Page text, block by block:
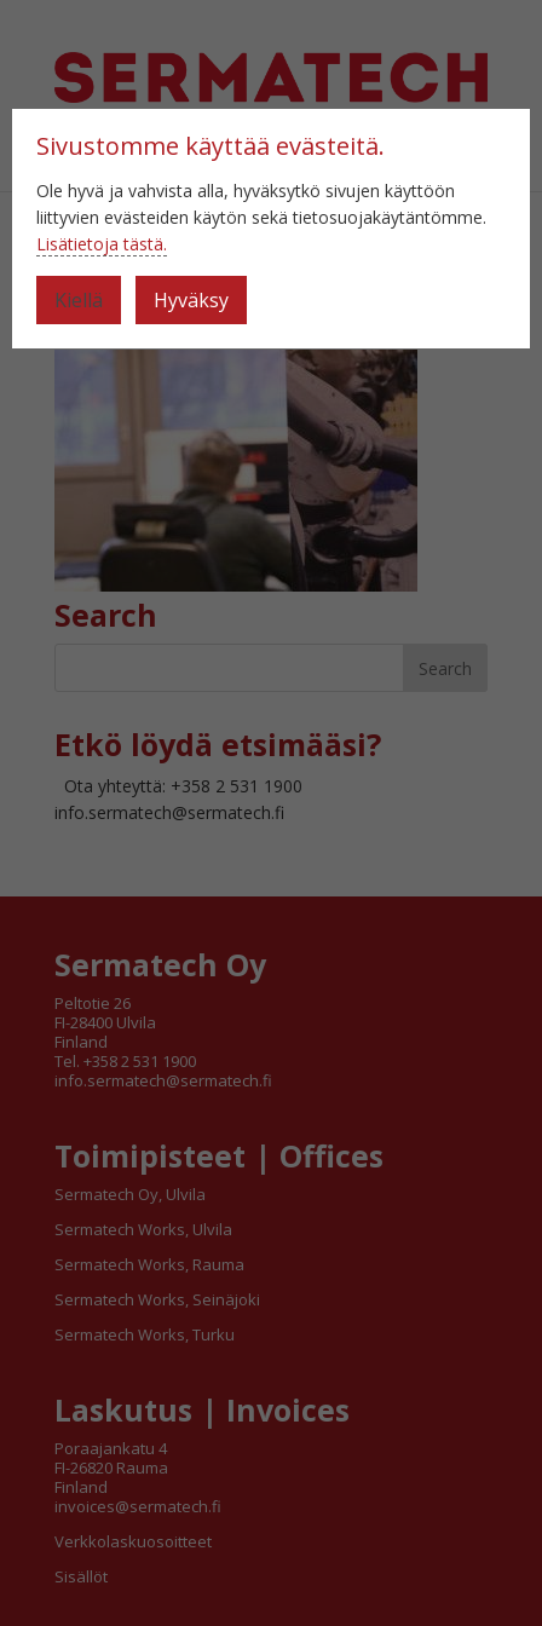
Select Page
BS8A5965
Search
Etkö löydä etsimääsi?
Ota yhteyttä: +358 2 531 1900
info.sermatech@sermatech.fi
Sermatech Oy
Peltotie 26
FI-28400 Ulvila
Finland
Tel. +358 2 531 1900
info.sermatech@sermatech.fi
Toimipisteet | Offices
Sermatech Oy, Ulvila
Sermatech Works, Ulvila
Sermatech Works, Rauma
Sermatech Works, Seinäjoki
Sermatech Works, Turku
Laskutus | Invoices
Poraajankatu 4
FI-26820 Rauma
Finland
invoices@sermatech.fi
Verkkolaskuosoitteet
Sisällöt
Sivustomme käyttää evästeitä.
Ole hyvä ja vahvista alla, hyväksytkö sivujen käyttöön
liittyvien evästeiden käytön sekä tietosuojakäytäntömme.
Lisätietoja tästä.
Kiellä Hyväksy